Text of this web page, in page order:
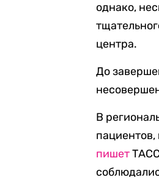
однако,
центра.
До
В
пишет